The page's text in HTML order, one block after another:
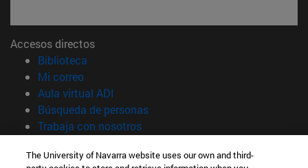
Accesos directos
Biblioteca
Mi correo(abre en nueva ventana)
Aula virtual ADI
Búsqueda de personas(abre en nueva ventana)
Trabaja con nosotros(abre en nueva ventana)
Información
The University of Navarra website uses our own and third-